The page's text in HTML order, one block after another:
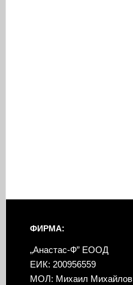
ФИРМА:
„Анастас-Ф” ЕООД
ЕИК: 200956559
МОЛ: Михаил Михайлов